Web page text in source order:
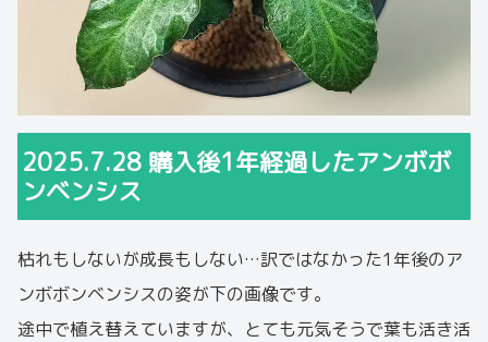
2025.7.28 購入後1年経過したアンボボ
ンベンシス
枯れもしないが成長もしない…訳ではなかった1年後のア
ンボボンベンシスの姿が下の画像です。
途中で植え替えていますが、とても元気そうで葉も活き活